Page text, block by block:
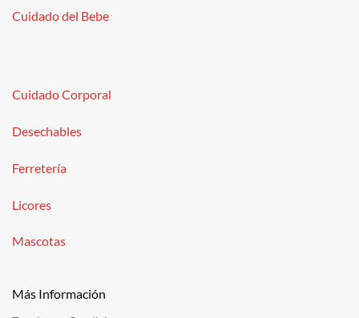
Cuidado del Bebe
Cuidado Corporal
Desechables
Ferretería
Licores
Mascotas
Más Información